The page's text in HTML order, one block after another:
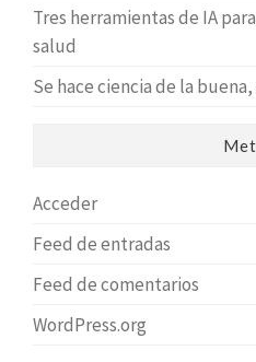
Tres herramientas de IA
salud
Se hace ciencia de la
Acceder
Feed de entradas
Feed de comentarios
WordPress.org